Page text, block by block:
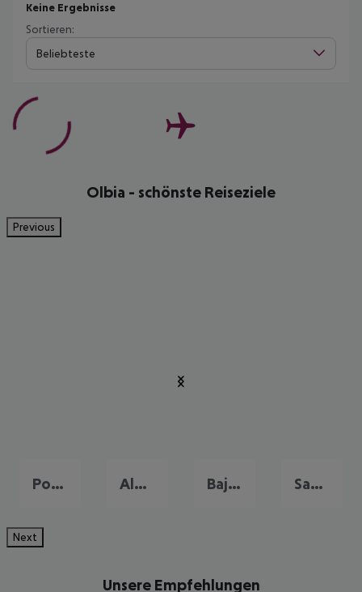
Keine Ergebnisse
Sortieren:
Beliebteste
Olbia - schönste Reiseziele
Previous
Porto Cervo Alghero Baja Sardinia Santa Margherita di Pula
Next
Unsere Empfehlungen